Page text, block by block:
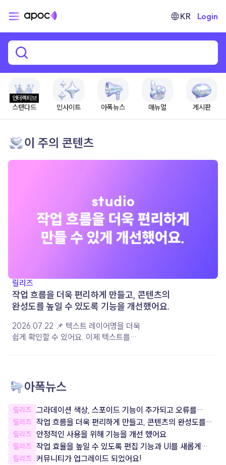
KR Login
인터랙티브
스탠다드 인사이트 매뉴얼
아폭뉴스 게시판
이 주의 콘텐츠
릴리즈
작업 흐름을 더욱 편리하게 만들고, 콘텐츠의
완성도를 높일 수 있도록 기능을 개선했어요.
2026.07.22 📌 텍스트 레이어명을 더욱
쉽게 확인할 수 있어요. 이제 텍스트를
여러 레이어를 더욱 편리하게 구분하고
관리할 수 있습니다. 📌 음악 재생 옵션이
더욱 다양해졌어요. 음악이 재생되는 구간과
볼륨을 원하는 대로 설정할 수 있도록 상세
옵션을 개선했어요. 콘텐츠의 분위기와
장면에 맞게 음악을 조절하여 더욱 완성도
높은 콘텐츠를 제작해 보세요. 📌 서비스
안정성을 개선했어요. 더욱 안정적으로
아폭뉴스
릴리즈 그라데이션 색상, 스포이드 기능이 추가되고 오류를
잡았어요!
릴리즈 작업 흐름을 더욱 편리하게 만들고, 콘텐츠의 완성도를
높일 수 있도록 기능을 개선했어요.
릴리즈 안정적인 사용을 위해 기능을 개선 했어요
릴리즈 작업 효율을 높일 수 있도록 편집 기능과 UI를 새롭게
개선했어요.
릴리즈 커뮤니티가 업그레이드 되었어요!